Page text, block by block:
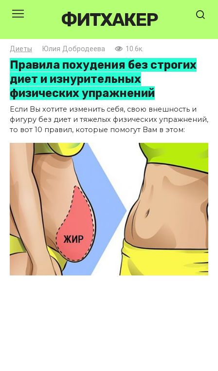
ФИТХАКЕР
Диеты Юлия Добродеева 10.6к.
Правила похудения без строгих
диет и изнурительных
физических упражнений
Если Вы хотите изменить себя, свою внешность и
фигуру без диет и тяжелых физических упражнений,
то вот 10 правил, которые помогут Вам в этом: